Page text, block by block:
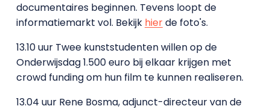
documentaires beginnen. Tevens loopt de
informatiemarkt vol. Bekijk hierde foto's.
13.10 uur Twee kunststudenten willen op de
Onderwijsdag 1.500 euro bij elkaar krijgen met
crowd funding om hun film te kunnen realiseren.
13.04 uur Rene Bosma, adjunct-directeur van de